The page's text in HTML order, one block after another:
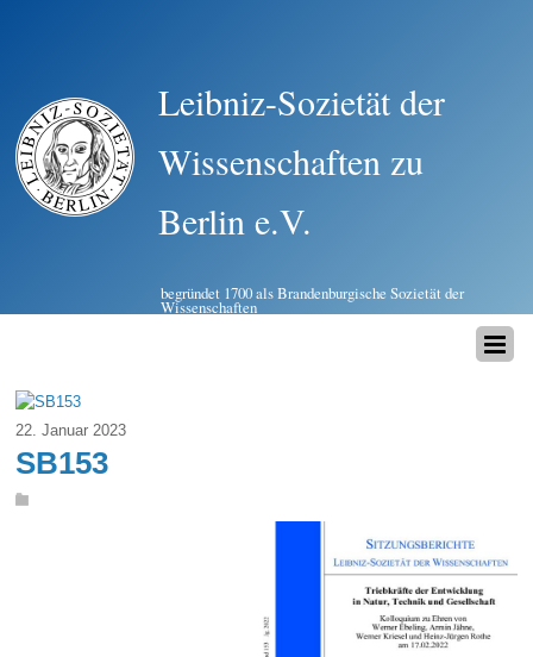
Leibniz-Sozietät der
Wissenschaften zu
Berlin e.V.
begründet 1700 als Brandenburgische Sozietät der
Wissenschaften
22. Januar 2023
SB153